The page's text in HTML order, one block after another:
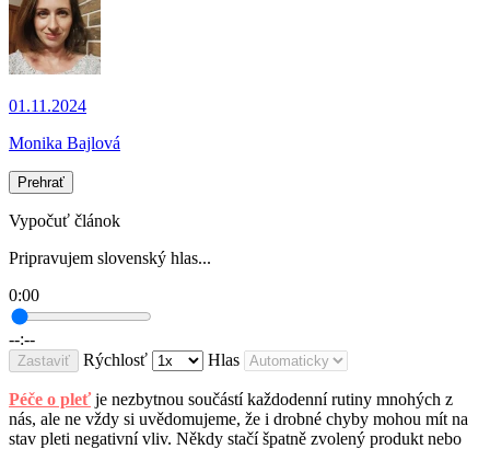
01.11.2024
Monika Bajlová
Prehrať
Vypočuť článok
Pripravujem slovenský hlas...
0:00
--:--
Zastaviť Rýchlosť Hlas
Péče o pleť je nezbytnou součástí každodenní rutiny mnohých z
nás, ale ne vždy si uvědomujeme, že i drobné chyby mohou mít na
stav pleti negativní vliv. Někdy stačí špatně zvolený produkt nebo